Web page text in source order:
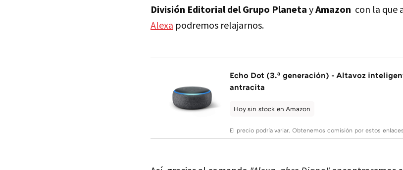
División Editorial del Grupo Planeta yAmazon con la que
Alexa podremos relajarnos.
Echo Dot (3.ª generación) - Altavoz
antracita
Hoy sin stock en Amazon
El precio podría variar. Obtenemos comisión por estos enlaces